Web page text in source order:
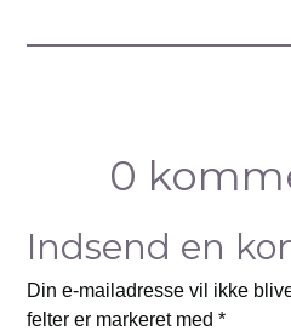
0
Indsend en
Din e-mailadresse vil ikke
felter er markeret med*